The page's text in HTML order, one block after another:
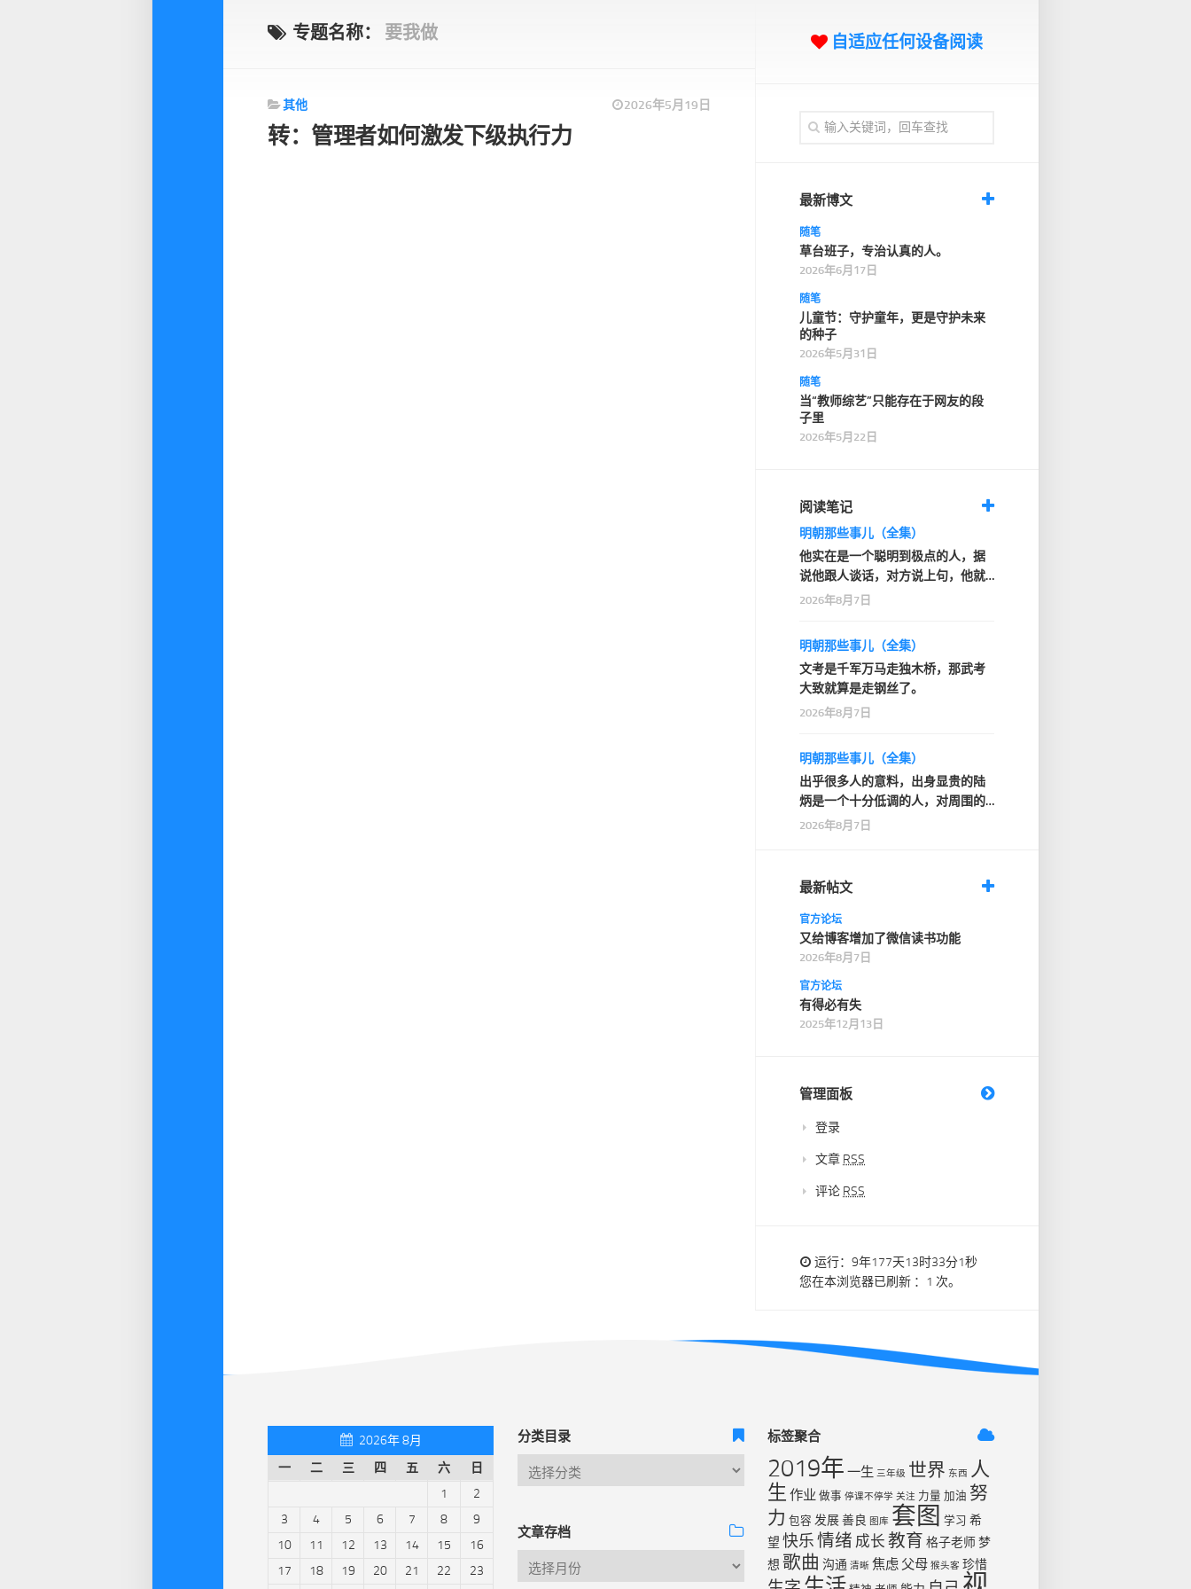
专题名称： 要我做
其他 2026年5月19日
转：管理者如何激发下级执行力
自适应任何设备阅读
最新博文
随笔
草台班子，专治认真的人。
2026年6月17日
随笔
儿童节：守护童年，更是守护未来
的种子
2026年5月31日
随笔
当“教师综艺”只能存在于网友的段
子里
2026年5月22日
阅读笔记
明朝那些事儿（全集）
他实在是一个聪明到极点的人，据
说他跟人谈话，对方说上句，他就
知道人家下句要说什…
2026年8月7日
明朝那些事儿（全集）
文考是千军万马走独木桥，那武考
大致就算是走钢丝了。
2026年8月7日
明朝那些事儿（全集）
出乎很多人的意料，出身显贵的陆
炳是一个十分低调的人，对周围的
人也十分客气，没有…
2026年8月7日
最新帖文
官方论坛
又给博客增加了微信读书功能
2026年8月7日
官方论坛
有得必有失
2025年12月13日
管理面板
登录
文章 RSS
评论 RSS
运行：9年177天13时33分2秒
您在本浏览器已刷新 ：1 次。
2026年 8月
一
二 三 四 五 六
日
1
2
3
4 5 6 7 8
9
10
11 12 13 14 15
16
17
18 19 20 21 22 23
分类目录
文章存档
标签聚合
2019年 一生 三年级 世界 东西 人
生 作业 做事 停课不停学 关注 力量 加油 努
力 包容 发展善良 图库 套图 学习 希
望 快乐情绪 成长 教育 格子老师梦
想 歌曲 沟通 清晰 焦虑 父母 猴头客 珍惜